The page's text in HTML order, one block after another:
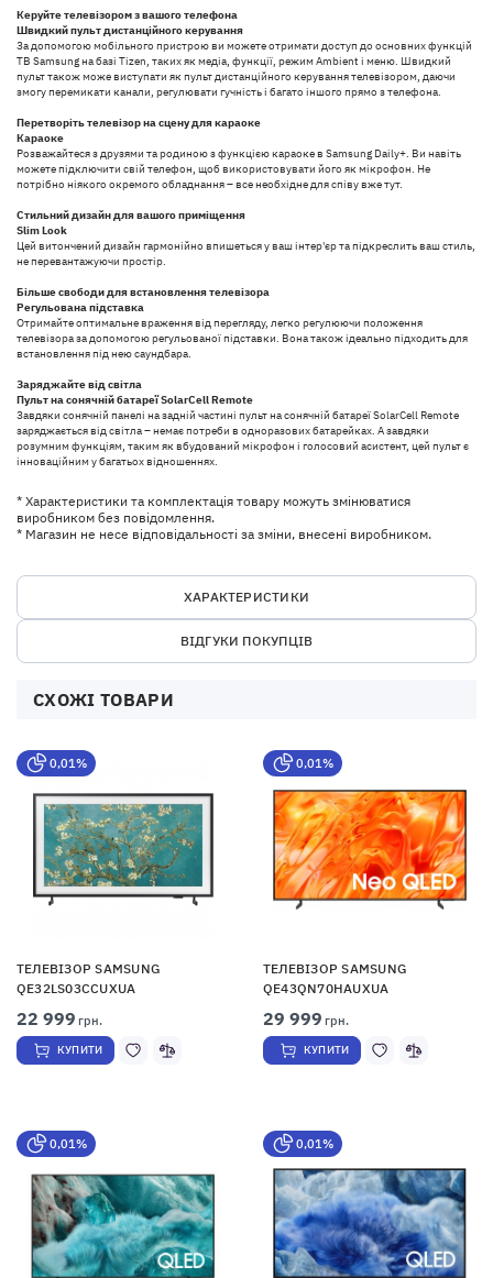
Керуйте телевізором з вашого телефона
Швидкий пульт дистанційного керування
За допомогою мобільного пристрою ви можете отримати доступ до основних функцій
ТВ Samsung на базі Tizen, таких як медіа, функції, режим Ambient і меню. Швидкий
пульт також може виступати як пульт дистанційного керування телевізором, даючи
змогу перемикати канали, регулювати гучність і багато іншого прямо з телефона.
Перетворіть телевізор на сцену для караоке
Караоке
Розважайтеся з друзями та родиною з функцією караоке в Samsung Daily+. Ви навіть
можете підключити свій телефон, щоб використовувати його як мікрофон. Не
потрібно ніякого окремого обладнання – все необхідне для співу вже тут.
Стильний дизайн для вашого приміщення
Slim Look
Цей витончений дизайн гармонійно впишеться у ваш інтер'єр та підкреслить ваш стиль,
не перевантажуючи простір.
Більше свободи для встановлення телевізора
Регульована підставка
Отримайте оптимальне враження від перегляду, легко регулюючи положення
телевізора за допомогою регульованої підставки. Вона також ідеально підходить для
встановлення під нею саундбара.
Заряджайте від світла
Пульт на сонячній батареї SolarCell Remote
Завдяки сонячній панелі на задній частині пульт на сонячній батареї SolarCell Remote
заряджається від світла – немає потреби в одноразових батарейках. А завдяки
розумним функціям, таким як вбудований мікрофон і голосовий асистент, цей пульт є
інноваційним у багатьох відношеннях.
* Характеристики та комплектація товару можуть змінюватися
виробником без повідомлення.
* Магазин не несе відповідальності за зміни, внесені виробником.
ХАРАКТЕРИСТИКИ
ВІДГУКИ ПОКУПЦІВ
СХОЖІ ТОВАРИ
0,01%
ТЕЛЕВІЗОР SAMSUNG
QE32LS03CCUXUA
22 999 грн.
КУПИТИ
0,01%
ТЕЛЕВІЗОР SAMSUNG
QE43QN70HAUXUA
29 999 грн.
КУПИТИ
0,01% 0,01%